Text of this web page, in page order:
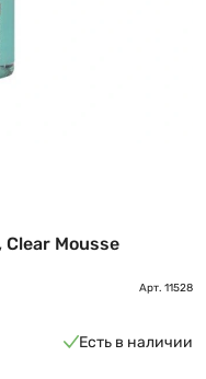
Mousse
Арт. 11528
Есть в наличии